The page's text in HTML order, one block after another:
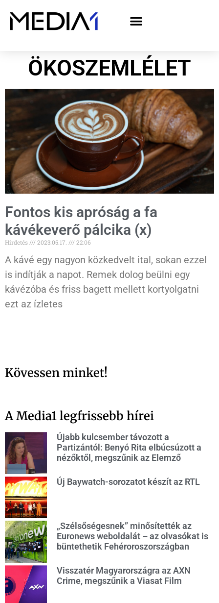
ÖKOSZEMLÉLET
Fontos kis apróság a fa
kávékeverő pálcika (x)
Hirdetés 2023.05.17. 22:06
A kávé egy nagyon közkedvelt ital, sokan ezzel
is indítják a napot. Remek dolog beülni egy
kávézóba és friss bagett mellett kortyolgatni
ezt az ízletes
Kövessen minket!
A Media1 legfrissebb hírei
Újabb kulcsember távozott a
Partizántól: Benyó Rita elbúcsúzott a
nézőktől, megszűnik az Elemző
Új Baywatch-sorozatot készít az RTL
„Szélsőségesnek” minősítették az
Euronews weboldalát – az olvasókat is
büntethetik Fehéroroszországban
Visszatér Magyarországra az AXN
Crime, megszűnik a Viasat Film